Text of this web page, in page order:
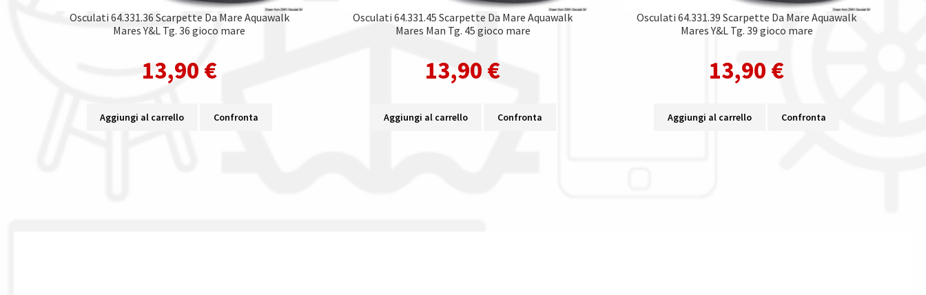
Osculati 64.331.36 Scarpette Da Mare Aquawalk
Mares Y&L Tg. 36 gioco mare
13,90 €
Aggiungi al carrello Confronta
Osculati 64.331.45 Scarpette Da Mare Aquawalk
Mares Man Tg. 45 gioco mare
13,90 €
Aggiungi al carrello Confronta
Osculati 64.331.39 Scarpette Da Mare Aquawalk
Mares Y&L Tg. 39 gioco mare
13,90 €
Aggiungi al carrello Confronta